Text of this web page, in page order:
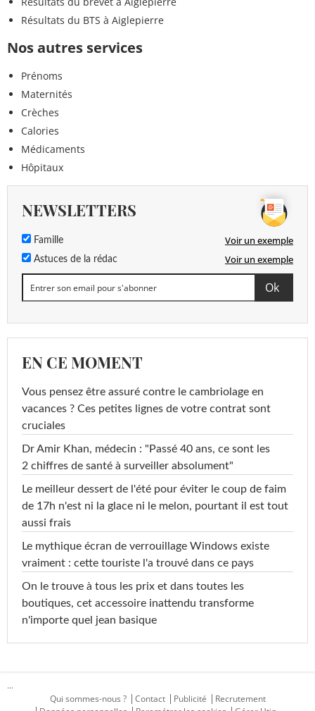
Résultats du BTS à Aiglepierre
Nos autres services
Prénoms
Maternités
Crèches
Calories
Médicaments
Hôpitaux
NEWSLETTERS
Famille Voir un exemple
Astuces de la rédac Voir un exemple
EN CE MOMENT
Vous pensez être assuré contre le cambriolage en
vacances ? Ces petites lignes de votre contrat sont
cruciales
Dr Amir Khan, médecin : "Passé 40 ans, ce sont les
2 chiffres de santé à surveiller absolument"
Le meilleur dessert de l'été pour éviter le coup de faim
de 17h n'est ni la glace ni le melon, pourtant il est tout
aussi frais
Le mythique écran de verrouillage Windows existe
vraiment : cette touriste l'a trouvé dans ce pays
On le trouve à tous les prix et dans toutes les
boutiques, cet accessoire inattendu transforme
n'importe quel jean basique
...
Qui sommes-nous ?
Contact Publicité
Recrutement